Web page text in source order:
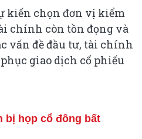
kiến chọn đơn vị kiểm
chính còn tồn đọng và
vấn đề đầu tư, tài chính
giao dịch cổ phiếu
bị họp cổ đông bất